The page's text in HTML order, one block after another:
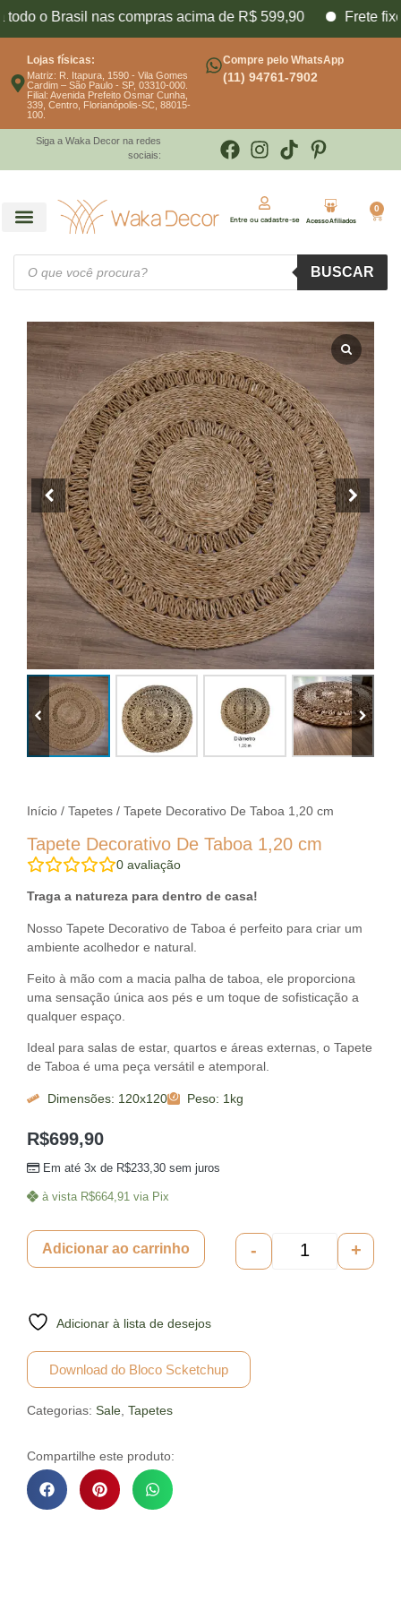
nas compras acima de R$ 599,90 Frete fixo para
Lojas físicas:
Matriz: R. Itapura, 1590 - Vila Gomes
Cardim – São Paulo - SP, 03310-000.
Filial: Avenida Prefeito Osmar Cunha,
339, Centro, Florianópolis-SC, 88015-
100.
Compre pelo WhatsApp
(11) 94761-7902
Siga a Waka Decor na redes
sociais:
Entre ou cadastre-se Acesso Afiliados
0
BUSCAR
Início / Tapetes / Tapete Decorativo De Taboa 1,20 cm
Tapete Decorativo De Taboa 1,20 cm
0 avaliação
Traga a natureza para dentro de casa!
Nosso Tapete Decorativo de Taboa é perfeito para criar um
ambiente acolhedor e natural.
Feito à mão com a macia palha de taboa, ele proporciona
uma sensação única aos pés e um toque de sofisticação a
qualquer espaço.
Ideal para salas de estar, quartos e áreas externas, o Tapete
de Taboa é uma peça versátil e atemporal.
Dimensões: 120x120 Peso: 1kg
R$699,90
Em até 3x de R$233,30 sem juros
à vista R$664,91 via Pix
- +
Adicionar ao carrinho
Adicionar à lista de desejos
Download do Bloco Scketchup
Categorias: Sale Tapetes
Compartilhe este produto: